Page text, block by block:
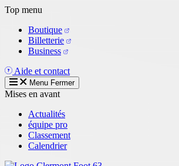
Aller
contenu
principal
Top menu
Boutique
Billetterie
Business
Aide et contact
Menu Fermer
Mises en avant
Actualités
équipe pro
Classement
Calendrier